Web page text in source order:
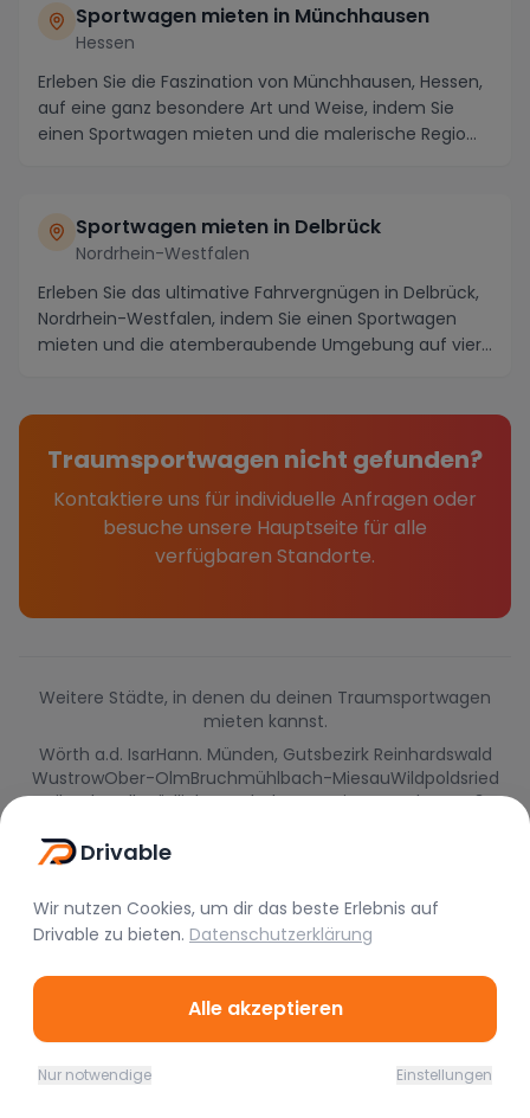
Sportwagen mieten in Münchhausen
Hessen
Erleben Sie die Faszination von Münchhausen, Hessen,
auf eine ganz besondere Art und Weise, indem Sie
einen Sportwagen mieten und die malerische Regio...
Sportwagen mieten in Delbrück
Nordrhein-Westfalen
Erleben Sie das ultimative Fahrvergnügen in Delbrück,
Nordrhein-Westfalen, indem Sie einen Sportwagen
mieten und die atemberaubende Umgebung auf vier
Traumsportwagen nicht gefunden?
Kontaktiere uns für individuelle Anfragen oder
besuche unsere Hauptseite für alle
verfügbaren Standorte.
Weitere Städte, in denen du deinen Traumsportwagen
mieten kannst.
Wörth a.d. IsarHann. Münden, Gutsbezirk Reinhardswald
WustrowOber-OlmBruchmühlbach-MiesauWildpoldsried
HaibachStullnSüdliches Anhalt u.a.Steinau an der Straße
Drivable
Wir nutzen Cookies, um dir das beste Erlebnis auf
Drivable zu bieten. Datenschutzerklärung
Alle akzeptieren
Nur notwendige Einstellungen